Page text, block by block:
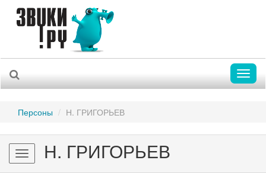
Персоны Н. ГРИГОРЬЕВ
Toggle
navigation
Н. ГРИГОРЬЕВ